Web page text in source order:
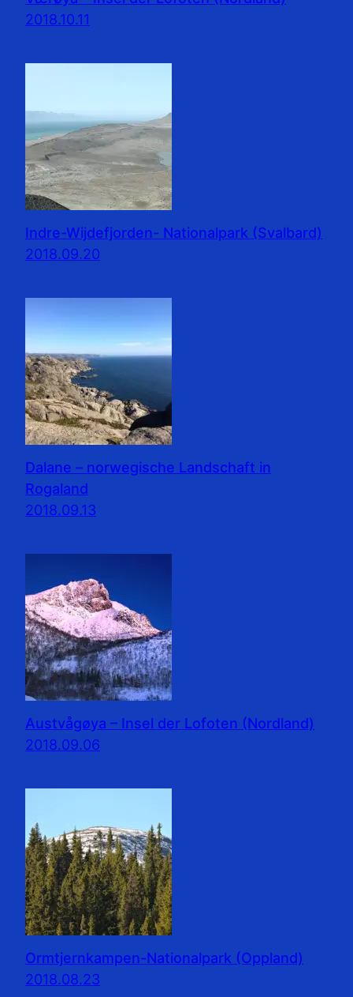
2018.10.11
Indre-Wijdefjorden- Nationalpark (Svalbard)
2018.09.20
Dalane – norwegische Landschaft in
Rogaland
2018.09.13
Austvågøya – Insel der Lofoten (Nordland)
2018.09.06
Ormtjernkampen-Nationalpark (Oppland)
2018.08.23